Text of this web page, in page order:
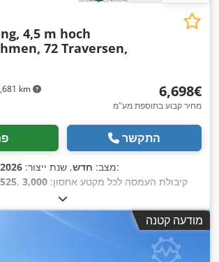
km
4,5 m hoch
72 Traversen,
‏6,698 ‏€
מחיר קבוע בתוספת מע"מ
התקשר
מצב: חדש, שנת ייצור: 2026
, מספר מכונה/רכב:
, קיבולת העמסה לכל מקטע אחסון: 3,000
, גובה כולל:
קורות תמך (מקסימלי):3,000 ק"ג , מספר
המסגרת:4,500 מ"מ , מיפתח נקי:
3,600 מ"מ
, אורך
מודעה קטנה